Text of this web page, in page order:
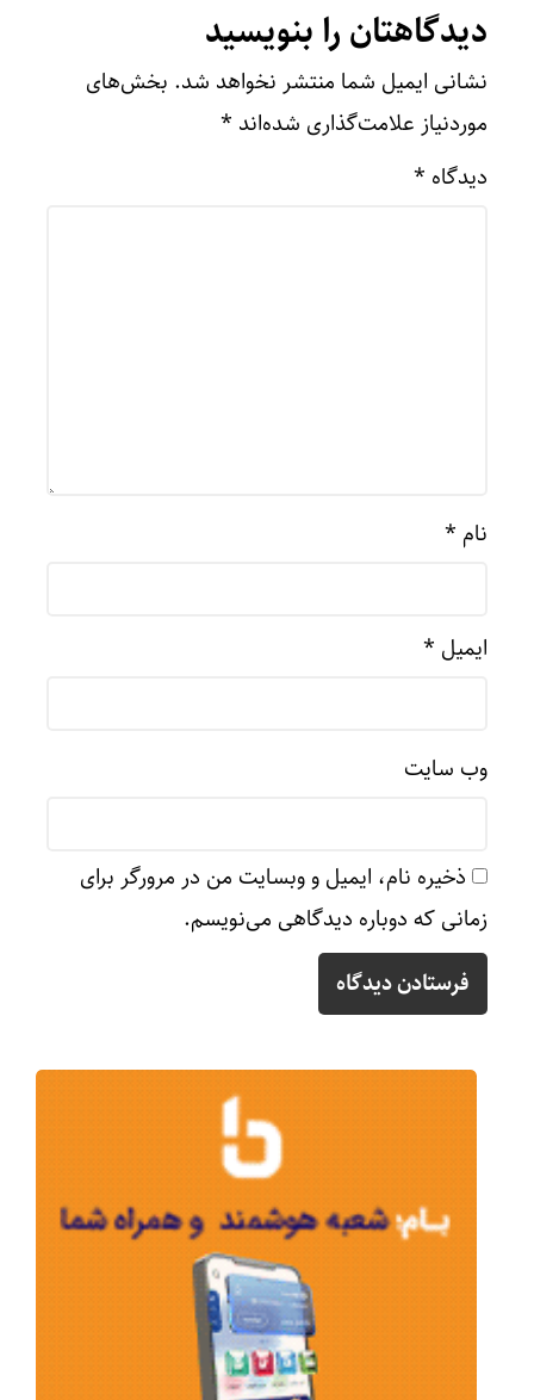
دیدگاهتان را بنویسید
نشانی ایمیل شما منتشر نخواهد شد. بخش‌های
موردنیاز علامت‌گذاری شده‌اند *
دیدگاه *
نام *
ایمیل *
وب‌ سایت
ذخیره نام، ایمیل و وبسایت من در مرورگر برای
زمانی که دوباره دیدگاهی می‌نویسم.